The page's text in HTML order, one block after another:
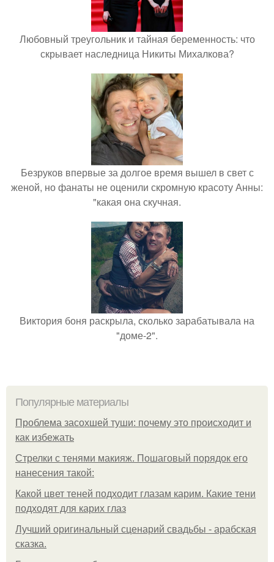
Любовный треугольник и тайная беременность: что
скрывает наследница Никиты Михалкова?
Безруков впервые за долгое время вышел в свет с
женой, но фанаты не оценили скромную красоту Анны:
"какая она скучная.
Виктория боня раскрыла, сколько зарабатывала на
"доме-2".
Популярные материалы
Проблема засохшей туши: почему это происходит и
как избежать
Стрелки с тенями макияж. Пошаговый порядок его
нанесения такой:
Какой цвет теней подходит глазам карим. Какие тени
подходят для карих глаз
Лучший оригинальный сценарий свадьбы - арабская
сказка.